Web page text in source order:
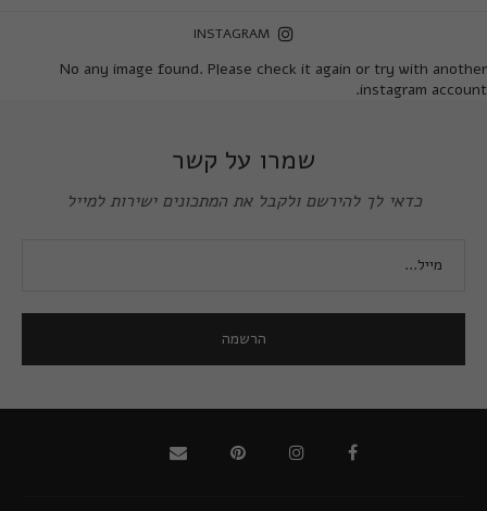
INSTAGRAM
No any image found. Please check it again or try with another
instagram account.
שמרו על קשר
כדאי לך להירשם ולקבל את המתכונים ישירות למייל